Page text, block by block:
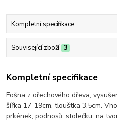
Kompletní specifikace
Související zboží 3
Kompletní specifikace
Fošna z ořechového dřeva,
šířka 17-19cm, tlouštka 3,5cm.
prkének, podnosů, stolečku, na